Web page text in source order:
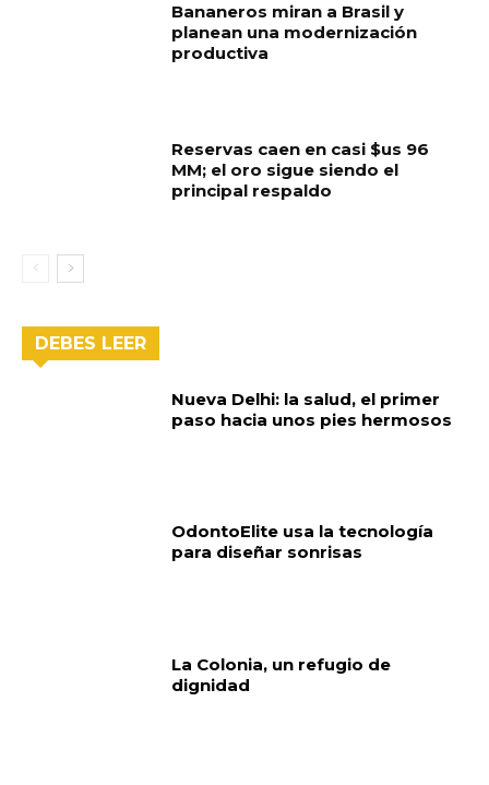
Bananeros miran a Brasil y
planean una modernización
productiva
Reservas caen en casi $us 96
MM; el oro sigue siendo el
principal respaldo
DEBES LEER
Nueva Delhi: la salud, el primer
paso hacia unos pies hermosos
OdontoElite usa la tecnología
para diseñar sonrisas
La Colonia, un refugio de
dignidad